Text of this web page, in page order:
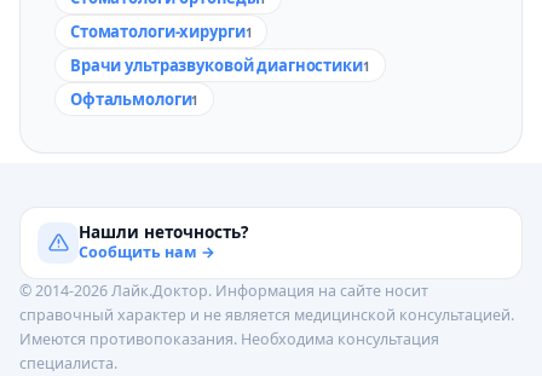
Стоматологи-хирурги1
Врачи ультразвуковой диагностики1
Офтальмологи1
Нашли неточность?
Сообщить нам →
© 2014-2026 Лайк.Доктор. Информация на сайте носит
справочный характер и не является медицинской консультацией.
Имеются противопоказания. Необходима консультация
специалиста.